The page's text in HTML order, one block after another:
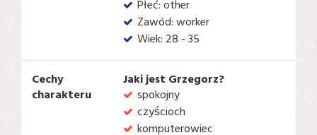
Płeć: other
Zawód: worker
Wiek: 28 - 35
Cechy
charakteru
Jaki jest Grzegorz?
spokojny
czyścioch
komputerowiec